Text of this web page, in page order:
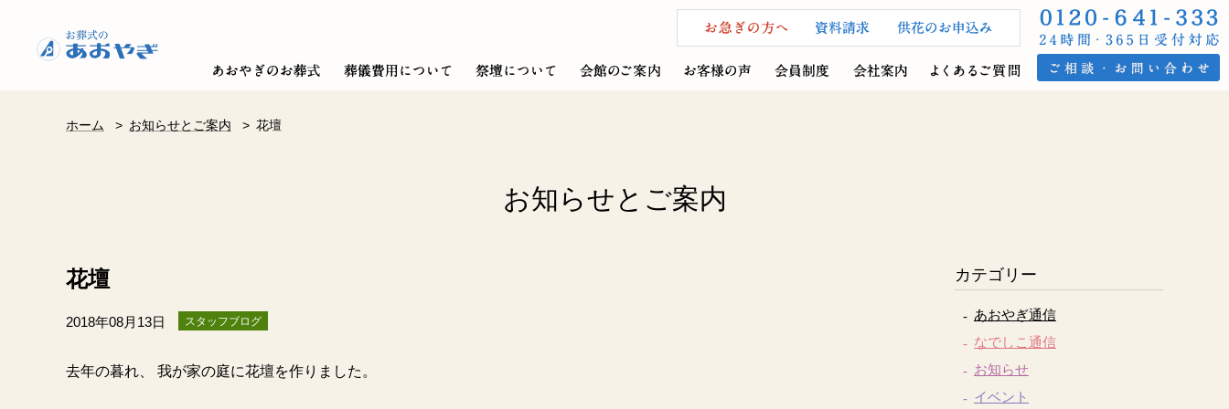
ホーム > お知らせとご案内 > 花壇
お知らせとご案内
花壇
2018年08月13日 スタッフブログ
去年の暮れ、 我が家の庭に花壇を作りました。
カテゴリー
あおやぎ通信
なでしこ通信
お知らせ
イベント